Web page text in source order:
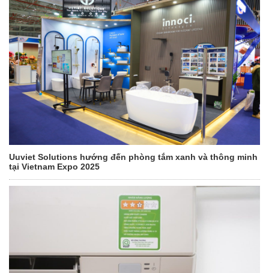
Uuviet Solutions hướng đến phòng tắm xanh và thông minh
tại Vietnam Expo 2025